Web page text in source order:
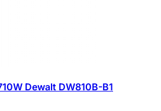
Dewalt DW810B-B1